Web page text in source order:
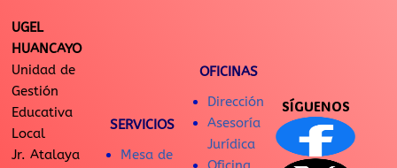
UGEL
HUANCAYO
Unidad de
Gestión
Educativa
Local
Jr. Atalaya
SERVICIOS
Mesa de
OFICINAS
Dirección
Asesoría
Jurídica
SÍGUENOS